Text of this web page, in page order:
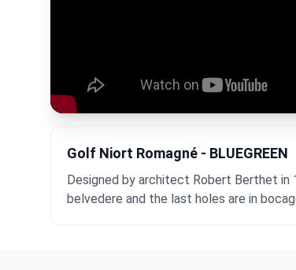
Golf Niort Romagné - BLUEGREEN
Designed by architect Robert Berthet in
belvedere and the last holes are in